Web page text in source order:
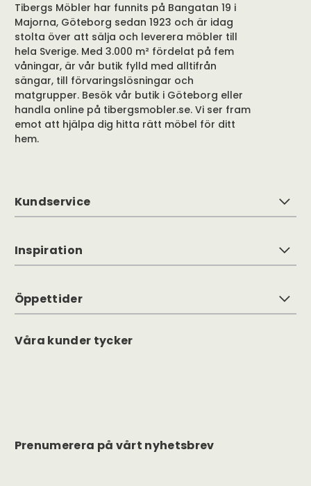
Tibergs Möbler har funnits på Bangatan 19 i
Majorna, Göteborg sedan 1923 och är idag
stolta över att sälja och leverera möbler till
hela Sverige. Med 3.000 m² fördelat på fem
våningar, är vår butik fylld med alltifrån
sängar, till förvaringslösningar och
matgrupper. Besök vår butik i Göteborg eller
handla online på tibergsmobler.se. Vi ser fram
emot att hjälpa dig hitta rätt möbel för ditt
hem.
Kundservice
Inspiration
Öppettider
Våra kunder tycker
Prenumerera på vårt nyhetsbrev